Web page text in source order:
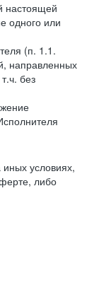
настоящей
одного или
(п. 1.1.
направленных
без
условиях,
либо